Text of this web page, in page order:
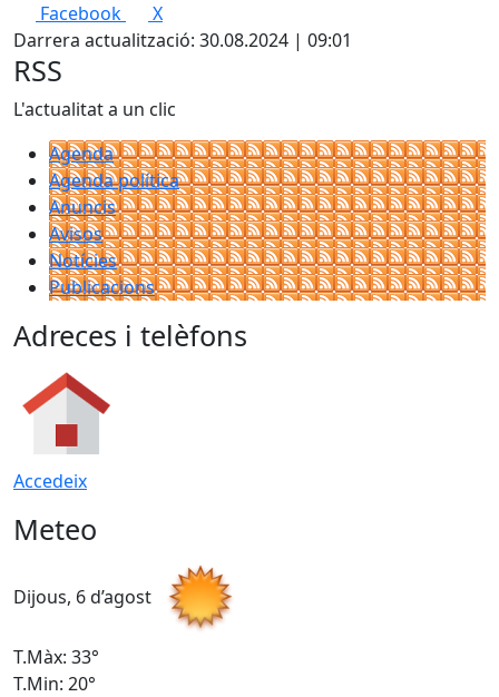
Facebook
X
Darrera actualització: 30.08.2024 | 09:01
RSS
L'actualitat a un clic
Agenda
Agenda política
Anuncis
Avisos
Notícies
Publicacions
Adreces i telèfons
Accedeix
Meteo
Dijous, 6 d’agost
T.Màx: 33°
T.Min: 20°